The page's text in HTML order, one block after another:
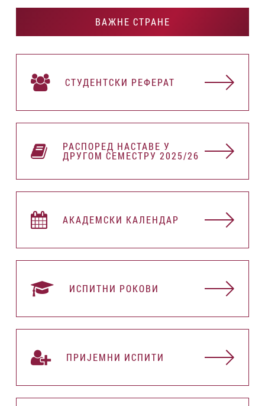
ВАЖНЕ СТРАНЕ
СТУДЕНТСКИ РЕФЕРАТ
РАСПОРЕД НАСТАВЕ У
ДРУГОМ СЕМЕСТРУ 2025/26
АКАДЕМСКИ КАЛЕНДАР
ИСПИТНИ РОКОВИ
ПРИЈЕМНИ ИСПИТИ